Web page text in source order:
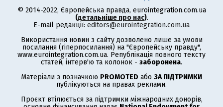
© 2014-2022, Європейська правда, eurointegration.com.ua
(детальніше про нас).
E-mail редакції: editors@eurointegration.com.ua
Використання новин з сайту дозволено лише за умови
посилання (гіперпосилання) на "Європейську правду",
www.eurointegration.com.ua. Републікація повного тексту
статей, інтерв'ю та колонок - заборонена.
Матеріали з позначкою PROMOTED або ЗА ПІДТРИМКИ
публікуються на правах реклами.
Проєкт втілюється за підтримки міжнародних донорів,